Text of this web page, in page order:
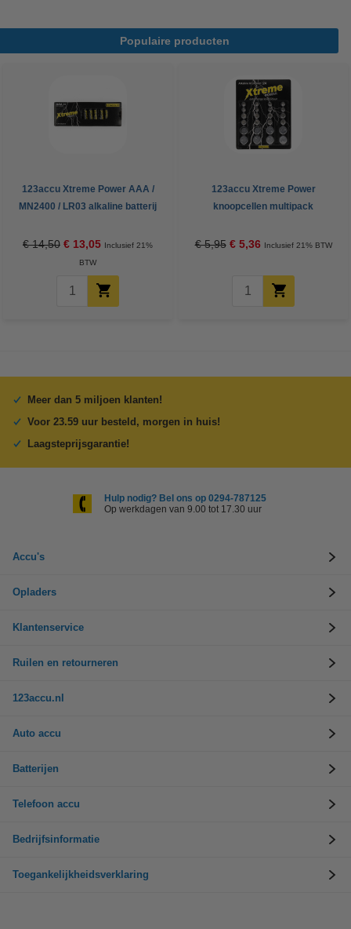
Populaire producten
123accu Xtreme Power AAA /
MN2400 / LR03 alkaline batterij
€ 14,50 € 13,05 Inclusief 21%
BTW
123accu Xtreme Power
knoopcellen multipack
€ 5,95 € 5,36 Inclusief 21% BTW
Meer dan 5 miljoen klanten!
Voor 23.59 uur besteld, morgen in huis!
Laagsteprijsgarantie!
Hulp nodig? Bel ons op 0294-787125
Op werkdagen van 9.00 tot 17.30 uur
Accu's
Opladers
Klantenservice
Ruilen en retourneren
123accu.nl
Auto accu
Batterijen
Telefoon accu
Bedrijfsinformatie
Toegankelijkheidsverklaring